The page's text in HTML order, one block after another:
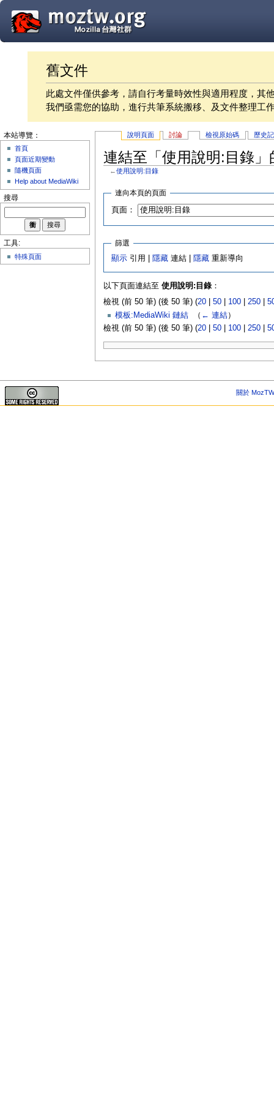
舊文件
此處文件僅供參考，請自行考量時效性與適用程度，其
我們亟需您的協助，進行共筆系統搬移、及文件整理工
說明頁面 討論 檢視原始碼 歷史
連結至「使用說明:目錄」
←使用說明:目錄
連向本頁的頁面
頁面：
篩選
顯示 引用 | 隱藏 連結 | 隱藏 重新導向
以下頁面連結至 使用說明:目錄：
檢視 (前 50 筆) (後 50 筆) (20| 50| 100| 250|
模板:MediaWiki 鏈結‎ （ ← 連結）
檢視 (前 50 筆) (後 50 筆) (20| 50| 100| 250|
本站導覽：
首頁
頁面近期變動
隨機頁面
Help about MediaWiki
搜尋
工具:
特殊頁面
關於